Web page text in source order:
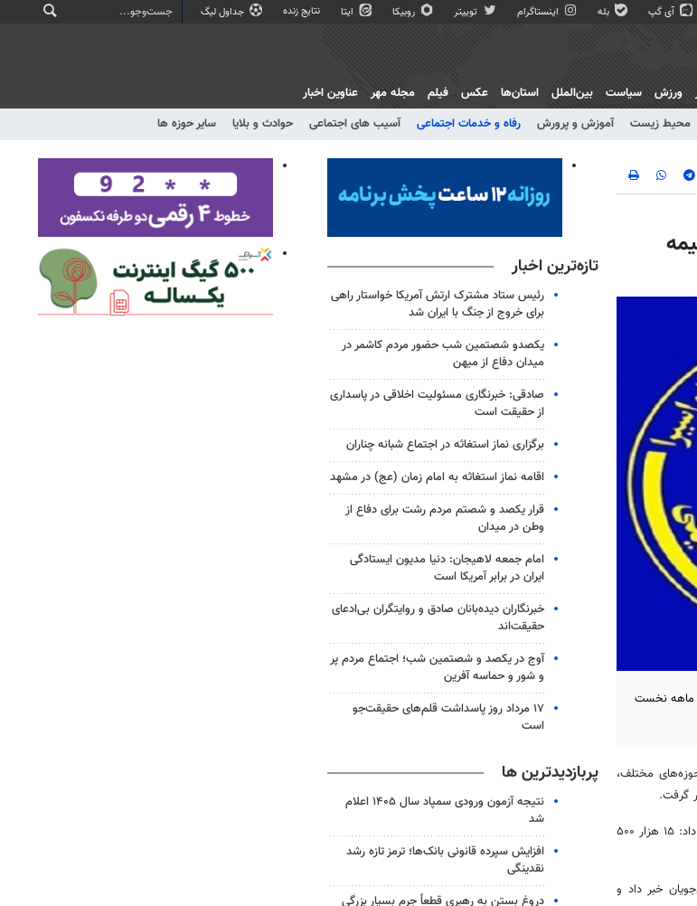
آی گپ بله اینستاگرام توییتر روبیکا ایتا نتایج زنده جداول لیگ
محیط زیست آموزش و پرورش رفاه و خدمات اجتماعی آسیب های اجتماعی حوادث و بلایا سایر حوزه ها
ورزش سیاست بین‌الملل استان‌ها عکس فیلم مجله مهر عناوین اخبار
معاون حقوقی و امور مجلس کمیته امداد از ارائه ۳۰ هزار خدمت حقوقی به مددجویان این نهاد در ۶ ماهه نخست
مختلف،
گرفت.
وی با بیان اینکه ۳۳۷ میز خدمت حقوقی برای مددجویان در سراسر کشور راه‌اندازی شده است، ادامه داد: ۱۵ هزار ۵۰۰
خبر داد و
تازه‌ترین اخبار
رئیس ستاد مشترک ارتش آمریکا خواستار راهی
برای خروج از جنگ با ایران شد
یکصدو شصتمین شب حضور مردم کاشمر در
میدان دفاع از میهن
صادقی: خبرنگاری مسئولیت اخلاقی در پاسداری
از حقیقت است
برگزاری نماز استغاثه در اجتماع شبانه چناران
اقامه نماز استغاثه به امام زمان (عج) در مشهد
قرار یکصد و شصتم مردم رشت برای دفاع از
وطن در میدان
امام جمعه لاهیجان: دنیا مدیون ایستادگی
ایران در برابر آمریکا است
خبرنگاران دیده‌بانان صادق و روایتگران بی‌ادعای
حقیقت‌اند
آوج در یکصد و شصتمین شب؛ اجتماع مردم پر
و شور و حماسه آفرین
۱۷ مرداد روز پاسداشت قلم‌های حقیقت‌جو
است
پربازدیدترین ها
نتیجه آزمون ورودی سمپاد سال ۱۴۰۵ اعلام
شد
افزایش سپرده قانونی بانک‌ها؛ ترمز تازه رشد
نقدینگی
دروغ بستن به رهبری قطعاً جرم بسیار بزرگی